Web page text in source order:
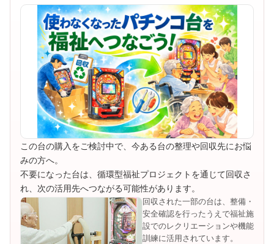
この台の購入をご検討中で、今ある台の整理や回収先にお悩
みの方へ。
不要になった台は、循環型福祉プロジェクトを通じて回収さ
れ、次の活用先へつながる可能性があります。
回収された一部の台は、整備・
安全確認を行ったうえで福祉施
設でのレクリエーションや機能
訓練に活用されています。